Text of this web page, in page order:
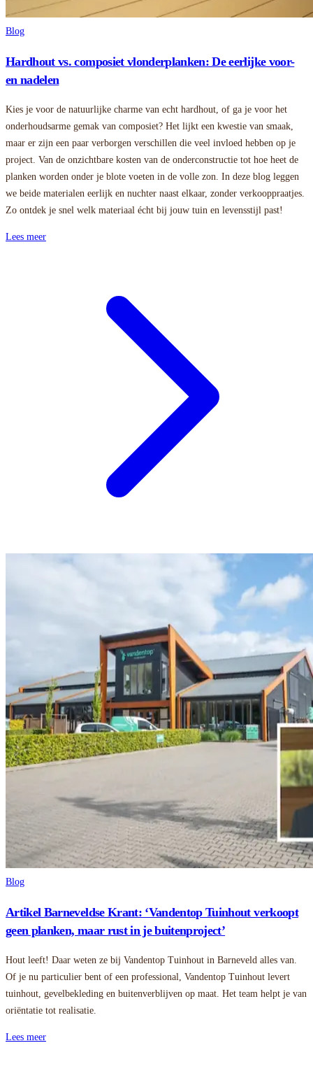
Blog
Hardhout vs. composiet vlonderplanken: De eerlijke voor-
en nadelen
Kies je voor de natuurlijke charme van echt hardhout, of ga je voor het
onderhoudsarme gemak van composiet? Het lijkt een kwestie van smaak,
maar er zijn een paar verborgen verschillen die veel invloed hebben op je
project. Van de onzichtbare kosten van de onderconstructie tot hoe heet de
planken worden onder je blote voeten in de volle zon. In deze blog leggen
we beide materialen eerlijk en nuchter naast elkaar, zonder verkooppraatjes.
Zo ontdek je snel welk materiaal écht bij jouw tuin en levensstijl past!
Lees meer
Blog
Artikel Barneveldse Krant: ‘Vandentop Tuinhout verkoopt
geen planken, maar rust in je buitenproject’
Hout leeft! Daar weten ze bij Vandentop Tuinhout in Barneveld alles van.
Of je nu particulier bent of een professional, Vandentop Tuinhout levert
tuinhout, gevelbekleding en buitenverblijven op maat. Het team helpt je van
oriëntatie tot realisatie.
Lees meer